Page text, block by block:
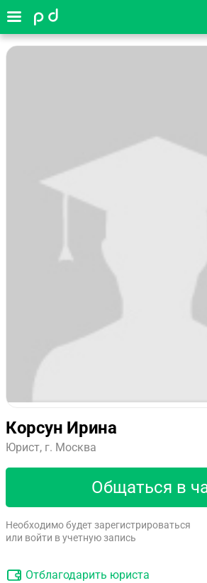
Корсун Ирина
Юрист, г. Москва
Общаться в
Необходимо будет зарегистрироваться
или войти в учетную запись
Отблагодарить юриста